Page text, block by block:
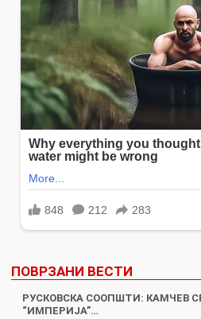
ПОВРЗАНИ ВЕСТИ
РУСКОВСКА СООПШТИ: КАМЧЕВ
“ИМПЕРИЈА”…